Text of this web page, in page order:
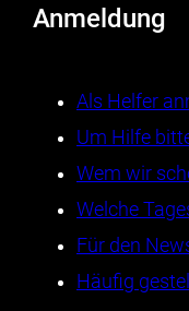
Anmeldung
Als Helfer
Um Hilfe
Wem wir
Welche
Für den
Häufig